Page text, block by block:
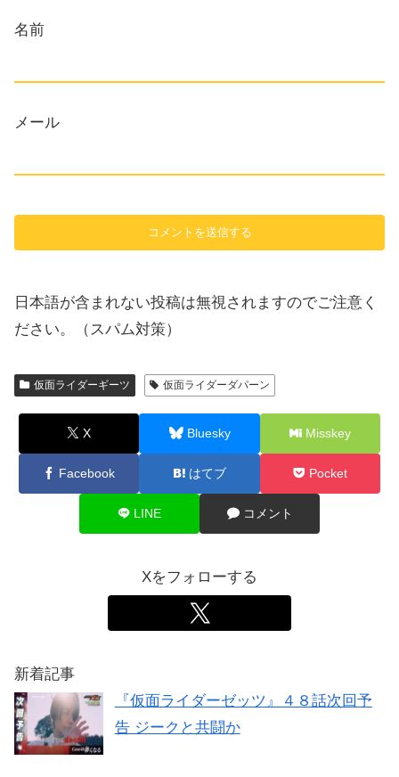
名前
メール
日本語が含まれない投稿は無視されますのでご注意く
ださい。（スパム対策）
仮面ライダーギーツ 仮面ライダーダパーン
X Bluesky Misskey
Facebook はてブ Pocket
LINE コメント
Xをフォローする
新着記事
『仮面ライダーゼッツ』４８話次回予
告 ジークと共闘か